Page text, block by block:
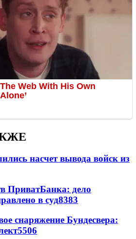
насчет вывода войск из
ПриватБанка: дело
в суд8383
снаряжение Бундесвера:
5506